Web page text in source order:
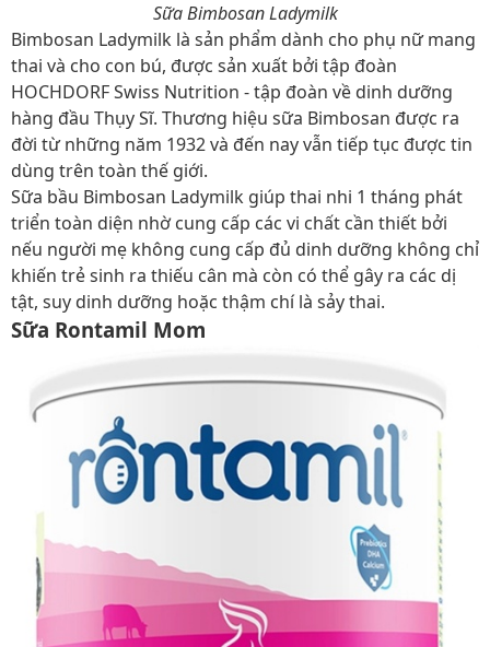
Sữa Bimbosan Ladymilk
Bimbosan Ladymilk là sản phẩm dành cho phụ nữ mang
thai và cho con bú, được sản xuất bởi tập đoàn
HOCHDORF Swiss Nutrition - tập đoàn về dinh dưỡng
hàng đầu Thụy Sĩ. Thương hiệu sữa Bimbosan được ra
đời từ những năm 1932 và đến nay vẫn tiếp tục được tin
dùng trên toàn thế giới.
Sữa bầu Bimbosan Ladymilk giúp thai nhi 1 tháng phát
triển toàn diện nhờ cung cấp các vi chất cần thiết bởi
nếu người mẹ không cung cấp đủ dinh dưỡng không chỉ
khiến trẻ sinh ra thiếu cân mà còn có thể gây ra các dị
tật, suy dinh dưỡng hoặc thậm chí là sảy thai.
Sữa Rontamil Mom